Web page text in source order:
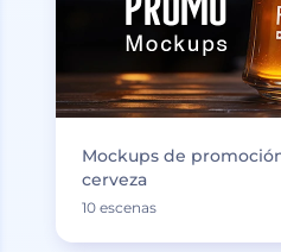
Mockups de
cerveza
10 escenas